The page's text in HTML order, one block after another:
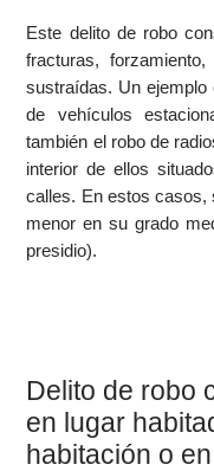
Este delito de robo
fracturas,
sustraídas. Un
de vehículos
también el robo de
interior de ellos
calles. En estos casos,
menor en su grado
presidio).
Delito de robo
en lugar
habitación o